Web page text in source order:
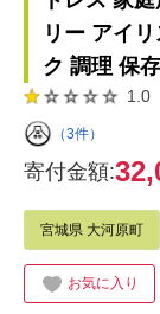
リー アイ
ク 調理 保
1.0
（3件）
寄付金額:
宮城県 大河原町
お気に入り